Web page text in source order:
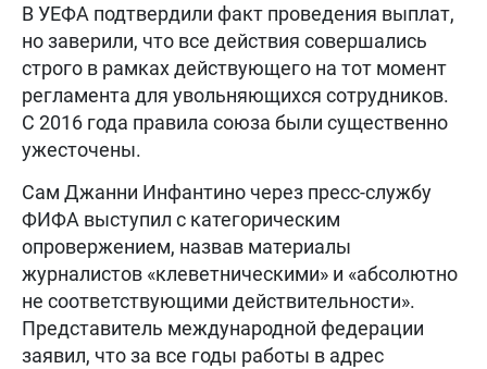
В УЕФА подтвердили факт проведения выплат,
но заверили, что все действия совершались
строго в рамках действующего на тот момент
регламента для увольняющихся сотрудников.
С 2016 года правила союза были существенно
ужесточены.
Сам Джанни Инфантино через пресс-службу
ФИФА выступил с категорическим
опровержением, назвав материалы
журналистов «клеветническими» и «абсолютно
не соответствующими действительности».
Представитель международной федерации
заявил, что за все годы работы в адрес